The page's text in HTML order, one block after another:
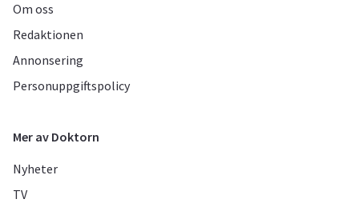
Om oss
Redaktionen
Annonsering
Personuppgiftspolicy
Mer av Doktorn
Nyheter
TV